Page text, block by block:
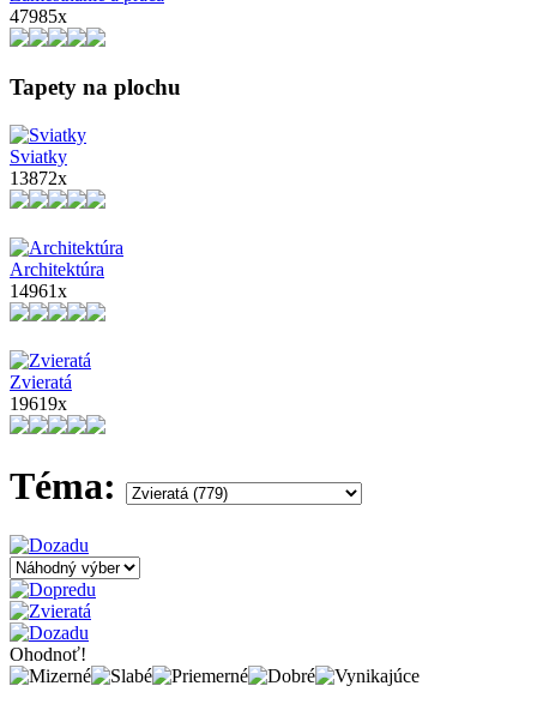
47985x
Tapety na plochu
Sviatky
13872x
Architektúra
14961x
Zvieratá
19619x
Téma:
Ohodnoť!